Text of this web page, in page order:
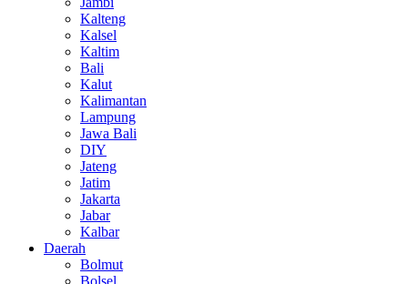
Kalteng
Kalsel
Kaltim
Bali
Kalut
Kalimantan
Lampung
Jawa Bali
DIY
Jateng
Jatim
Jakarta
Jabar
Kalbar
Daerah
Bolmut
Bolsel